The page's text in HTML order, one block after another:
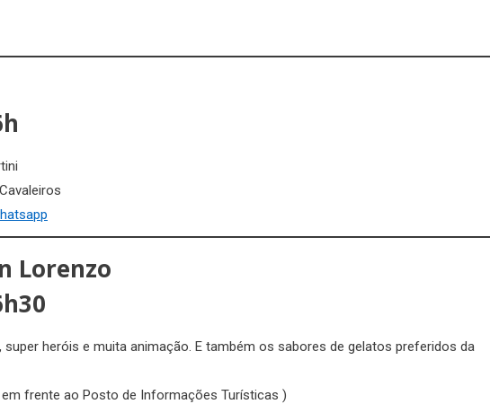
Lorenzo
heróis e muita animação. E também os sabores de gelatos preferidos da
frente ao Posto de Informações Turísticas )